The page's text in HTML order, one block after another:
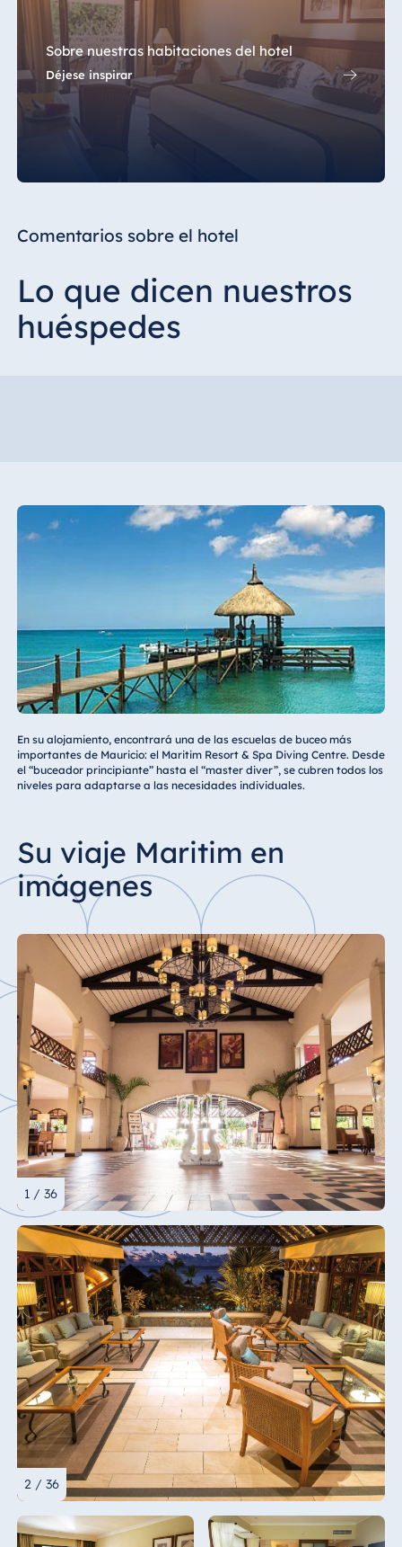
Sobre nuestras habitaciones del hotel
Déjese inspirar
Comentarios sobre el hotel
Lo que dicen nuestros
huéspedes
En su alojamiento, encontrará una de las escuelas de buceo más
importantes de Mauricio: el Maritim Resort & Spa Diving Centre. Desde
el “buceador principiante” hasta el “master diver”, se cubren todos los
niveles para adaptarse a las necesidades individuales.
Su viaje Maritim en
imágenes
1 / 36
2 / 36